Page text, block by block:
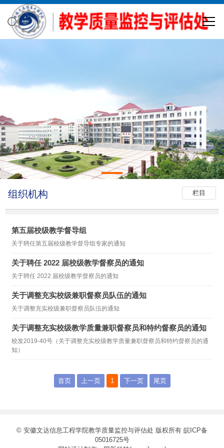
栏目
组织机构
第五届校级教学督导组
关于聘任第五届校级教学督导组专家的通知
关于聘任 2022 届校级教学督察员的通知
关于聘任 2022 届校级教学督察员的通知
关于调整充实校级兼职督察员队伍的通知
关于调整充实校级兼职督察员队伍的通知
关于调整充实校级教学质量兼职督察员和特约督察员的通知
校发2019-40号（关于调整充实校级教学质量兼职督察员和特约督察员的通
知）
首页 上一页 1 下一页 尾页
© 安徽文达信息工程学院教学质量监控与评估处 版权所有 皖ICP备
05016725号